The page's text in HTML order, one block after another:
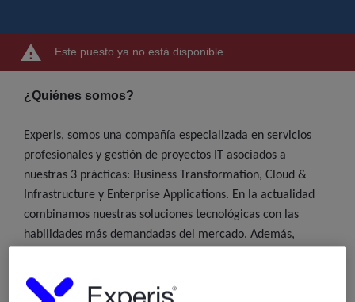
Este puesto ya no está disponible
¿Quiénes somos?
Experis, somos una compañía especializada en servicios
profesionales y gestión de proyectos IT asociados a
nuestras 3 prácticas: Business Transformation, Cloud &
Infrastructure y Enterprise Applications. En la actualidad
combinamos nuestras soluciones tecnológicas con las
habilidades más demandadas del mercado. Además,
plantilla de más de 1.800 profesionales especializados en IT